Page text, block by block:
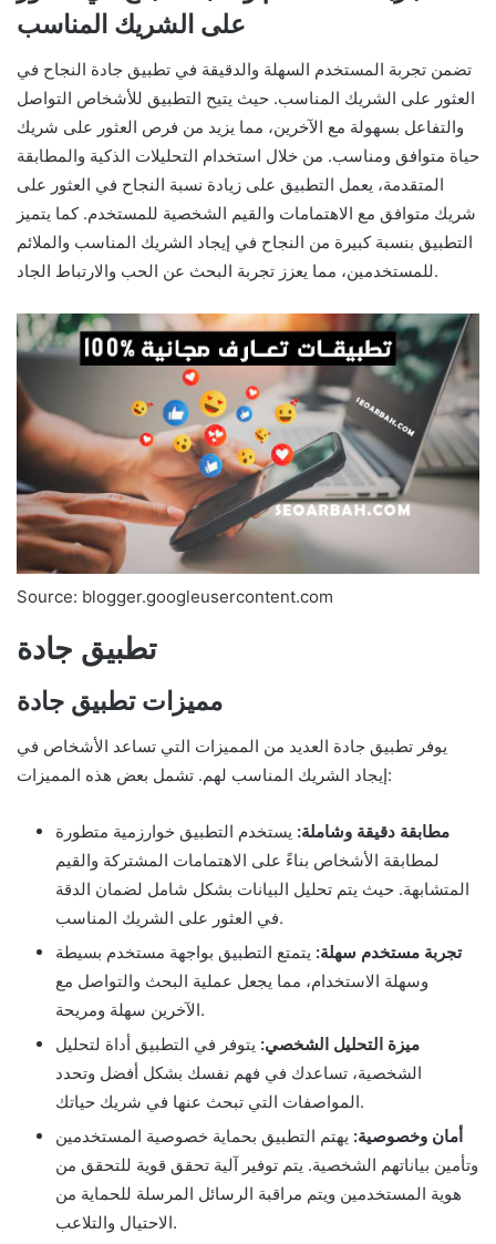
على الشريك المناسب
تضمن تجربة المستخدم السهلة والدقيقة في تطبيق جادة النجاح في
العثور على الشريك المناسب. حيث يتيح التطبيق للأشخاص التواصل
والتفاعل بسهولة مع الآخرين، مما يزيد من فرص العثور على شريك
حياة متوافق ومناسب. من خلال استخدام التحليلات الذكية والمطابقة
المتقدمة، يعمل التطبيق على زيادة نسبة النجاح في العثور على
شريك متوافق مع الاهتمامات والقيم الشخصية للمستخدم. كما يتميز
التطبيق بنسبة كبيرة من النجاح في إيجاد الشريك المناسب والملائم
للمستخدمين، مما يعزز تجربة البحث عن الحب والارتباط الجاد.
Source: blogger.googleusercontent.com
تطبيق جادة
مميزات تطبيق جادة
يوفر تطبيق جادة العديد من المميزات التي تساعد الأشخاص في
إيجاد الشريك المناسب لهم. تشمل بعض هذه المميزات:
مطابقة دقيقة وشاملة: يستخدم التطبيق خوارزمية متطورة
لمطابقة الأشخاص بناءً على الاهتمامات المشتركة والقيم
المتشابهة. حيث يتم تحليل البيانات بشكل شامل لضمان الدقة
في العثور على الشريك المناسب.
تجربة مستخدم سهلة: يتمتع التطبيق بواجهة مستخدم بسيطة
وسهلة الاستخدام، مما يجعل عملية البحث والتواصل مع
الآخرين سهلة ومريحة.
ميزة التحليل الشخصي: يتوفر في التطبيق أداة لتحليل
الشخصية، تساعدك في فهم نفسك بشكل أفضل وتحدد
المواصفات التي تبحث عنها في شريك حياتك.
أمان وخصوصية: يهتم التطبيق بحماية خصوصية المستخدمين
وتأمين بياناتهم الشخصية. يتم توفير آلية تحقق قوية للتحقق من
هوية المستخدمين ويتم مراقبة الرسائل المرسلة للحماية من
الاحتيال والتلاعب.